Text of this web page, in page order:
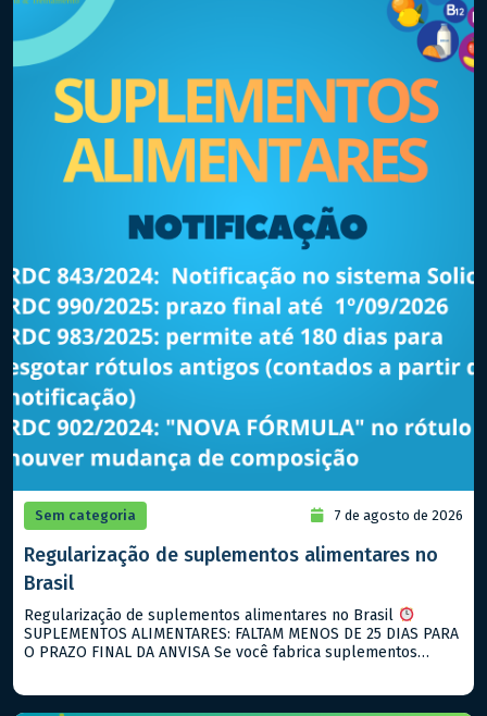
Sem categoria 7 de agosto de 2026
Regularização de suplementos alimentares no
Brasil
Regularização de suplementos alimentares no Brasil
SUPLEMENTOS ALIMENTARES: FALTAM MENOS DE 25 DIAS PARA
O PRAZO FINAL DA ANVISA Se você fabrica suplementos